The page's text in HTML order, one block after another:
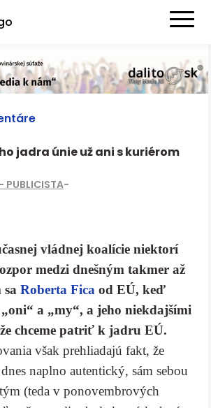
jadra únie už ani s kuriérom
PUBLICISTA-
vládnej koalície niektorí
medzi dnešným takmer až
sa Roberta Fica od EÚ, keď
a „my“, a jeho niekdajšími
chceme patriť k jadru EÚ.
však prehliadajú fakt, že
naplno autentický, sám sebou
(teda v ponovembrových